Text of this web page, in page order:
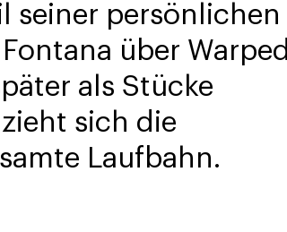
seiner persönlichen
über Warped
als Stücke
sich die
Laufbahn.